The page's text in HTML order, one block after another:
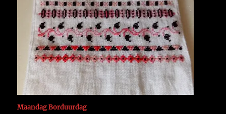
Maandag Borduurdag